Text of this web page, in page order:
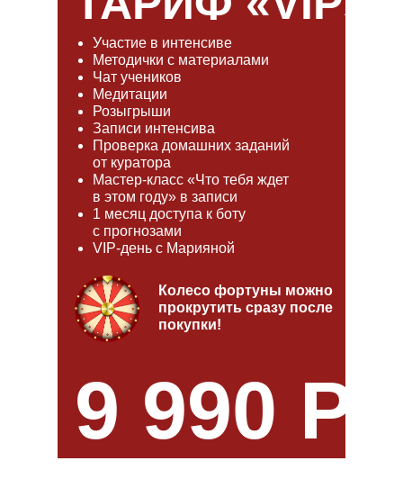
Колесо фортуны можно
прокрутить сразу после
покупки!
Участие в интенсиве
Методички с материалами
Чат учеников
Медитации
Розыгрыши
Записи интенсива
Проверка домашних заданий
от куратора
Мастер-класс «Что тебя ждет
в этом году» в записи
1 месяц доступа к боту
с прогнозами
VIP-день с Марияной
9 990